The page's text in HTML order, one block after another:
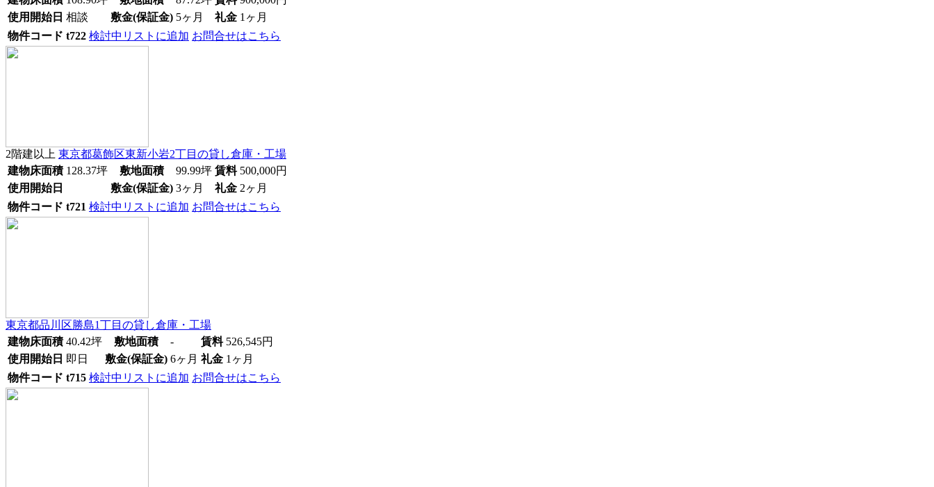
使用開始日 相談 敷金(保証金) 5ヶ月 礼金 1ヶ月
物件コード t722 検討中リストに追加 お問合せはこちら
2階建以上 東京都葛飾区東新小岩2丁目 の貸し倉庫・工場
建物床面積 128.37坪 敷地面積 99.99坪 賃料 500,000円
使用開始日
敷金(保証金) 3ヶ月 礼金 2ヶ月
物件コード t721 検討中リストに追加 お問合せはこちら
東京都品川区勝島1丁目 の貸し倉庫・工場
建物床面積 40.42坪 敷地面積 - 賃料 526,545円
使用開始日 即日 敷金(保証金) 6ヶ月 礼金 1ヶ月
物件コード t715 検討中リストに追加 お問合せはこちら